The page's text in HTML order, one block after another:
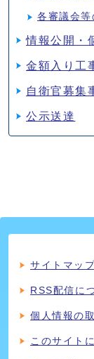
各審議会等
情報公開・
金額入り工
自衛官募集
公示送達
サイトマッ
RSS配信に
個人情報の
このサイト